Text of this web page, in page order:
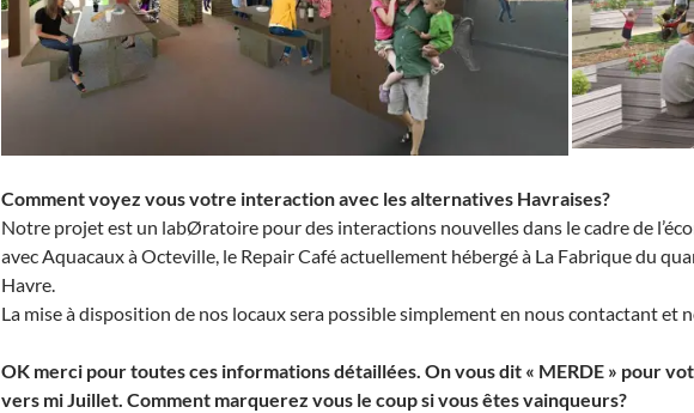
Comment voyez vous votre interaction avec les alternatives Havraises?
Notre projet est un labØratoire pour des interactions nouvelles dans le cadre de
avec Aquacaux à Octeville, le Repair Café actuellement hébergé à La Fabrique du
Havre.
La mise à disposition de nos locaux sera possible simplement en nous contactant
OK merci pour toutes ces informations détaillées. On vous dit « MERDE » pour
vers mi Juillet. Comment marquerez vous le coup si vous êtes vainqueurs?